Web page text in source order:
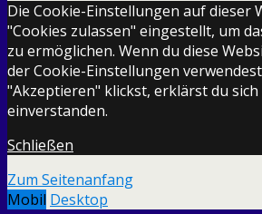
Die Cookie-Einstellungen auf dieser
"Cookies zulassen" eingestellt, um
zu ermöglichen. Wenn du diese
der Cookie-Einstellungen
"Akzeptieren" klickst, erklärst du
einverstanden.
Schließen
Zum Seitenanfang
Mobil Desktop